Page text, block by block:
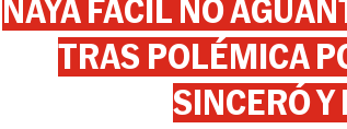
NAYA FÁCIL NO
TRAS POLÉMICA
SINCERÓ